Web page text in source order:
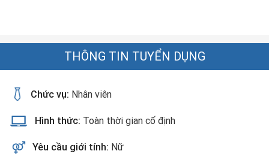
THÔNG TIN TUYỂN DỤNG
Chức vụ: Nhân viên
Hình thức: Toàn thời gian cố định
Yêu cầu giới tính: Nữ